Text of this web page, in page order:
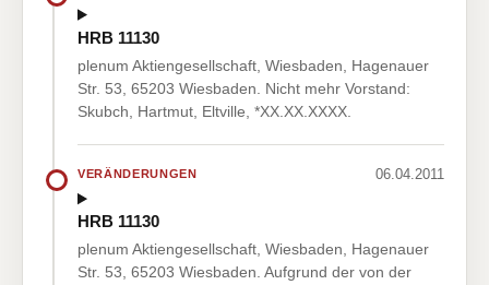
HRB 11130
plenum Aktiengesellschaft, Wiesbaden, Hagenauer
Str. 53, 65203 Wiesbaden. Nicht mehr Vorstand:
Skubch, Hartmut, Eltville, *XX.XX.XXXX.
VERÄNDERUNGEN 06.04.2011
HRB 11130
plenum Aktiengesellschaft, Wiesbaden, Hagenauer
Str. 53, 65203 Wiesbaden. Aufgrund der von der